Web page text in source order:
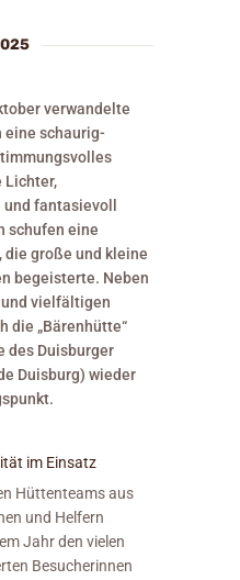
verwandelte
eine schaurig-
Lichter,
fantasievoll
schufen eine
die große und kleine
begeisterte. Neben
vielfältigen
die „Bärenhütte“
des Duisburger
Duisburg) wieder
im Einsatz
Hüttenteams aus
und Helfern
Jahr den vielen
Besucherinnen